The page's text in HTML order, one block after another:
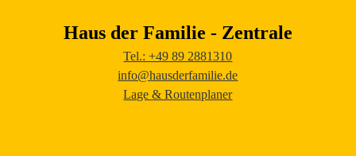
Haus der Familie - Zentrale
Tel.: +49 89 2881310
info@hausderfamilie.de
Lage & Routenplaner